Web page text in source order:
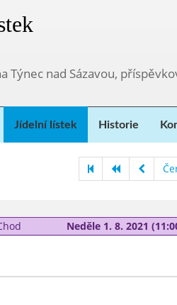
Týnec nad Sázavou,
Jídelní lístek Historie
Neděle 1. 8. 2021